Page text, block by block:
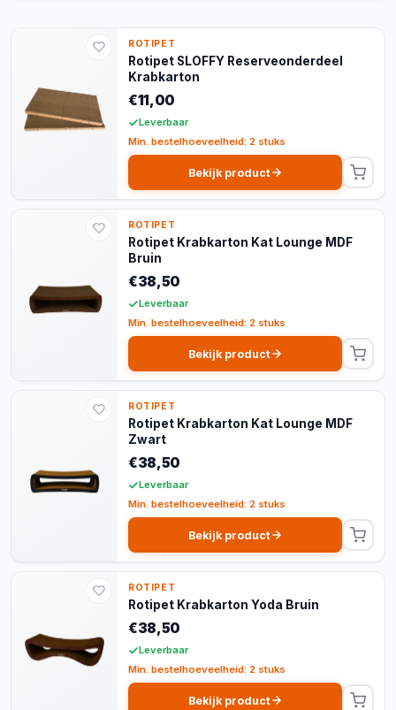
ROTIPET
Rotipet SLOFFY Reserveonderdeel
Krabkarton
€11,00
Leverbaar
Min. bestelhoeveelheid: 2 stuks
Bekijk product
ROTIPET
Rotipet Krabkarton Kat Lounge MDF
Bruin
€38,50
Leverbaar
Min. bestelhoeveelheid: 2 stuks
Bekijk product
ROTIPET
Rotipet Krabkarton Kat Lounge MDF
Zwart
€38,50
Leverbaar
Min. bestelhoeveelheid: 2 stuks
Bekijk product
ROTIPET
Rotipet Krabkarton Yoda Bruin
€38,50
Leverbaar
Min. bestelhoeveelheid: 2 stuks
Bekijk product